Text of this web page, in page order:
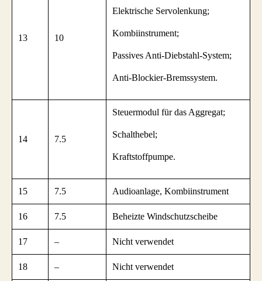
13 10
Elektrische Servolenkung;
Kombiinstrument;
Passives Anti-Diebstahl-System;
Anti-Blockier-Bremssystem.
14 7.5
Steuermodul für das Aggregat;
Schalthebel;
Kraftstoffpumpe.
15 7.5 Audioanlage, Kombiinstrument
16 7.5 Beheizte Windschutzscheibe
17 – Nicht verwendet
18 – Nicht verwendet